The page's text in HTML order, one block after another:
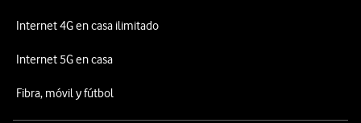
Internet 4G en casa ilimitado
Internet 5G en casa
Fibra, móvil y fútbol